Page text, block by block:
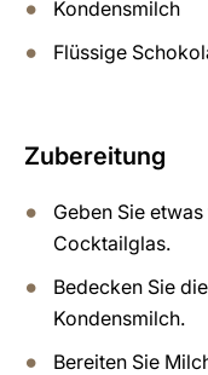
Kondensmilch
Flüssige
Zubereitung
Geben Sie
Cocktailglas.
Bedecken Sie
Kondensmilch.
Bereiten Sie